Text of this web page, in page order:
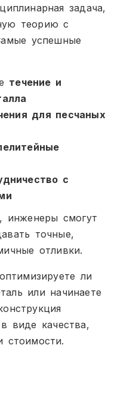
задача,
теорию с
успешные
течение и
для песчаных
с
инженеры смогут
точные,
отливки.
ли
или начинаете
виде качества,
стоимости.